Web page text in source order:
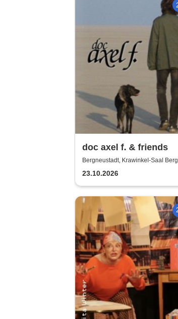
doc axel f. & friends
Bergneustadt, Krawinkel-Saal
23.10.2026